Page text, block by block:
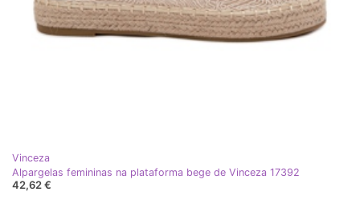
Vinceza
Alpargelas femininas na plataforma bege de Vinceza 17392
42,62 €